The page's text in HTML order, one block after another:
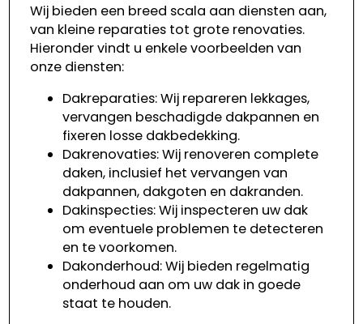
Wij bieden een breed scala aan diensten aan,
van kleine reparaties tot grote renovaties.
Hieronder vindt u enkele voorbeelden van
onze diensten:
Dakreparaties: Wij repareren lekkages,
vervangen beschadigde dakpannen en
fixeren losse dakbedekking.
Dakrenovaties: Wij renoveren complete
daken, inclusief het vervangen van
dakpannen, dakgoten en dakranden.
Dakinspecties: Wij inspecteren uw dak
om eventuele problemen te detecteren
en te voorkomen.
Dakonderhoud: Wij bieden regelmatig
onderhoud aan om uw dak in goede
staat te houden.